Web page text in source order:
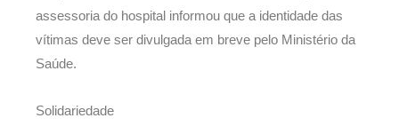
assessoria do hospital informou que a identidade das
vítimas deve ser divulgada em breve pelo Ministério da
Saúde.
Solidariedade